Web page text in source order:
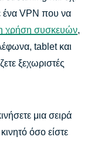
ένα VPN που να
χρήση συσκευών,
tablet και
ξεχωριστές
μια σειρά
όσο είστε